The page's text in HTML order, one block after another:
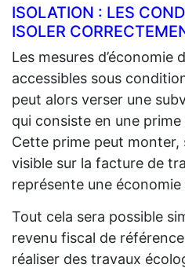
ISOLATION : LES
ISOLER
Les mesures d’économie
accessibles sous
peut alors verser une
qui consiste en une prime
Cette prime peut monter,
visible sur la facture de
représente une économie
Tout cela sera possible
revenu fiscal de
réaliser des travaux